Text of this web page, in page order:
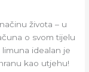
života – u
o svom tijelu
idealan je
kao utjehu!